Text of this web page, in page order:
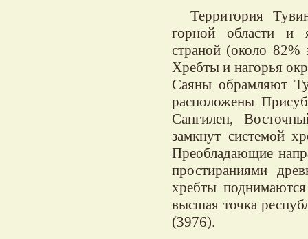
Территория
горной области и
страной (около
Хребты и нагорья
Саяны обрамляют
расположены
Сангилен,
замкнут системой
Преобладающие
простираниями
хребты
высшая точка
(3976).